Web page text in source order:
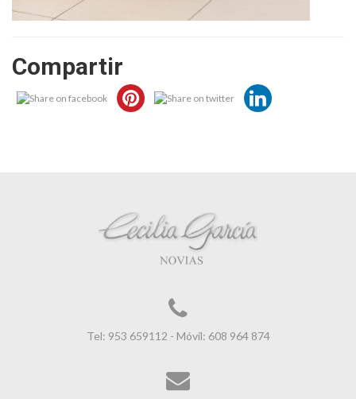
Compartir
Tel: 953 659112 - Móvil: 608 964 874